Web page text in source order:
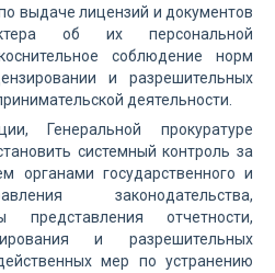
выдаче лицензий и документов
об их персональной
соблюдение норм
и разрешительных
деятельности.
Генеральной прокуратуре
системный контроль за
органами государственного и
законодательства,
представления отчетности,
и разрешительных
мер по устранению